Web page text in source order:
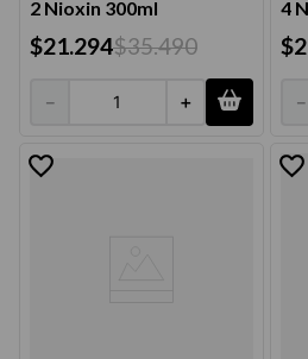
2 Nioxin 300ml
$21.294$35.490
＋
－
4
$
－